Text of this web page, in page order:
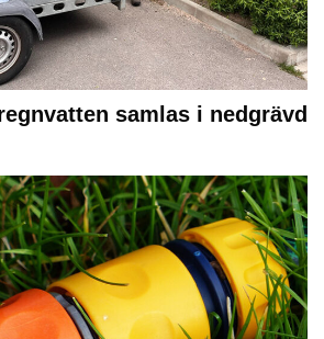
samlas i nedgrävd